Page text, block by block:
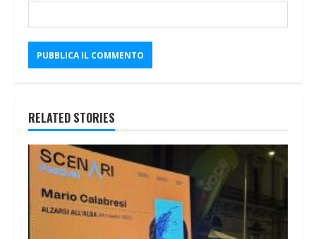
RELATED STORIES